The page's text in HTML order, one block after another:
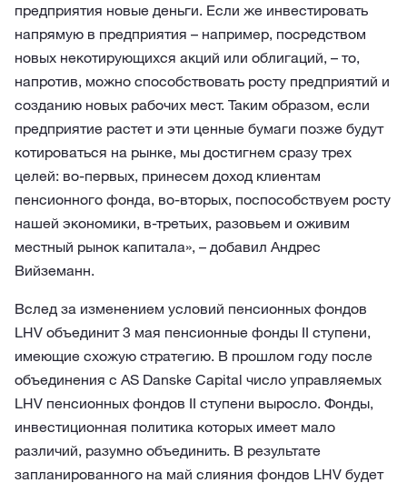
предприятия новые деньги. Если же инвестировать
напрямую в предприятия – например, посредством
новых некотирующихся акций или облигаций, – то,
напротив, можно способствовать росту предприятий и
созданию новых рабочих мест. Таким образом, если
предприятие растет и эти ценные бумаги позже будут
котироваться на рынке, мы достигнем сразу трех
целей: во-первых, принесем доход клиентам
пенсионного фонда, во-вторых, поспособствуем росту
нашей экономики, в-третьих, разовьем и оживим
местный рынок капитала», – добавил Андрес
Вийземанн.
Вслед за изменением условий пенсионных фондов
LHV объединит 3 мая пенсионные фонды II ступени,
имеющие схожую стратегию. В прошлом году после
объединения с AS Danske Capital число управляемых
LHV пенсионных фондов II ступени выросло. Фонды,
инвестиционная политика которых имеет мало
различий, разумно объединить. В результате
запланированного на май слияния фондов LHV будет